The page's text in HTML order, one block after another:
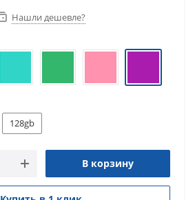
Нашли дешевле?
128gb
В корзину